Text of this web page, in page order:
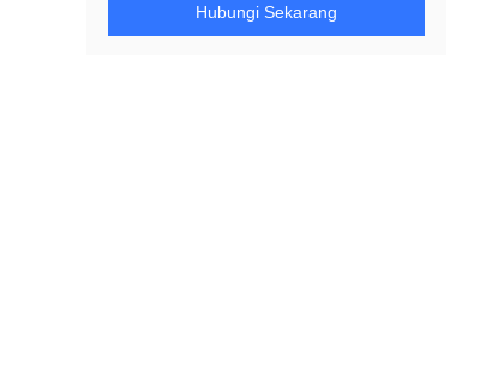
Hubungi Sekarang